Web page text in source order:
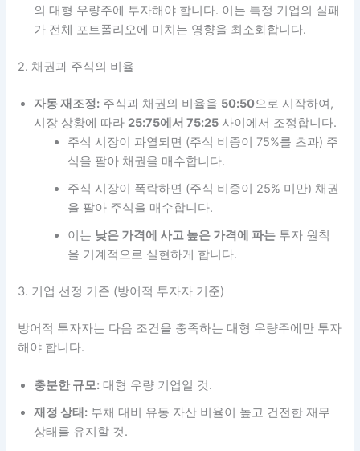
의 대형 우량주에 투자해야 합니다. 이는 특정 기업의 실패
가 전체 포트폴리오에 미치는 영향을 최소화합니다.
2. 채권과 주식의 비율
자동 재조정: 주식과 채권의 비율을 50:50으로 시작하여,
시장 상황에 따라 25:75에서 75:25 사이에서 조정합니다.
주식 시장이 과열되면 (주식 비중이 75%를 초과) 주
식을 팔아 채권을 매수합니다.
주식 시장이 폭락하면 (주식 비중이 25% 미만) 채권
을 팔아 주식을 매수합니다.
이는 낮은 가격에 사고 높은 가격에 파는 투자 원칙
을 기계적으로 실현하게 합니다.
3. 기업 선정 기준 (방어적 투자자 기준)
방어적 투자자는 다음 조건을 충족하는 대형 우량주에만 투자
해야 합니다.
충분한 규모: 대형 우량 기업일 것.
재정 상태: 부채 대비 유동 자산 비율이 높고 건전한 재무
상태를 유지할 것.